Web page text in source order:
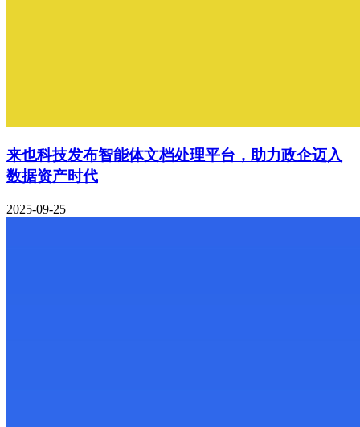
来也科技发布智能体文档处理平台，助力政企迈入
数据资产时代
2025-09-25